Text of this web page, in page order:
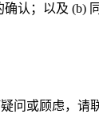
认；以及 (b)
问或顾虑，请